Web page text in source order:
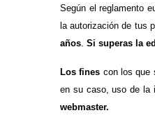
Según el reglamento
la autorización de tus
años Si superas la
Los fines con los que
en su caso, uso de la
webmaster.